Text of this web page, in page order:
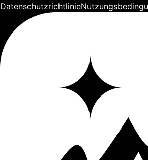
Datenschutzrichtlinie